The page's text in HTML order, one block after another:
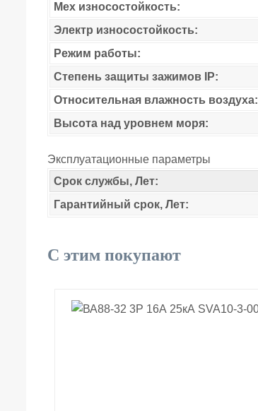
Мех износостойкость:
Электр износостойкость:
Режим работы:
Степень защиты зажимов IP:
Относительная влажность воздуха:
Высота над уровнем моря:
Эксплуатационные параметры
Срок службы, Лет:
Гарантийный срок, Лет:
С этим покупают